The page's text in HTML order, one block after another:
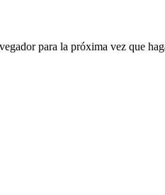
para la próxima vez que